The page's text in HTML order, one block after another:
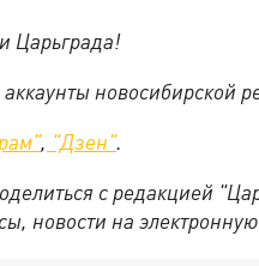
Царьграда!
новосибирской
, "Дзен".
с редакцией
новости на